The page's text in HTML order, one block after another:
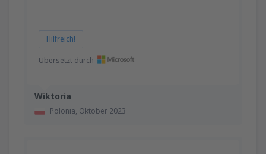
Wiktoria
Polonia, Oktober 2023
Hilfreich!
Übersetzt durch